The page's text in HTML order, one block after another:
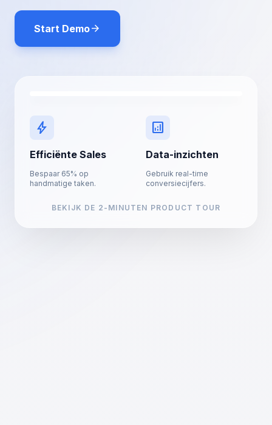
Start Demoarrow_forward
bolt
Efficiënte Sales
Bespaar 65% op
handmatige taken.
analytics
Data-inzichten
Gebruik real-time
conversiecijfers.
BEKIJK DE 2-MINUTEN PRODUCT TOUR